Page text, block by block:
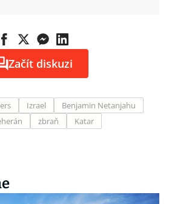
Začít diskuzi
Izrael
Benjamin Netanjahu
zbraň
Katar